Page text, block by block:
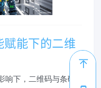
能下的二维
下，二维码与条码